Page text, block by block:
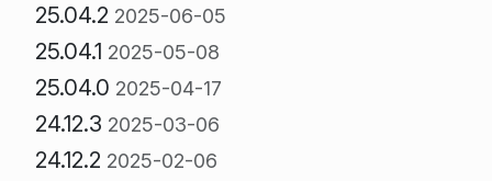
25.04.2 2025-06-05
25.04.1 2025-05-08
25.04.0 2025-04-17
24.12.3 2025-03-06
24.12.2 2025-02-06